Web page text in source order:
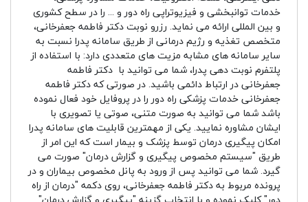
خدمات توانبخشی و فیزیوتراپی راه دور و ... را در سطح کشوری
و بین المللی ارائه می نماید. رزرو نوبت دکتر فاطمه جعفرخانی،
متخصص تغذیه و رژیم درمانی از طریق سامانه پدرا نسبت به
سایر سامانه های مشابه مزیت های متعددی دارد: با استفاده از
پلتفرم نوبت دهی پدرا، شما می توانید با دکتر فاطمه
جعفرخانی در ارتباط دائمی باشید. در صورتی که دکتر فاطمه
جعفرخانی خدمات پزشکی راه دور را در پروفایل خود فعال نموده
باشد شما می توانید به صورت متنی، صوتی یا تصویری با
ایشان مشاوره نمایید. یکی از مهمترین قابلیت های سامانه پدرا
امکان پیگیری درمان توسط پزشک و بیمار است که این امر از
طریق "سیستم مخصوص پیگیری و گزارش درمان" صورت می
گیرد. شما می توانید پس از ورود به پانل مخصوص بیماران و در
پرونده مربوط به دکتر فاطمه جعفرخانی، روی دکمه "درمان از راه